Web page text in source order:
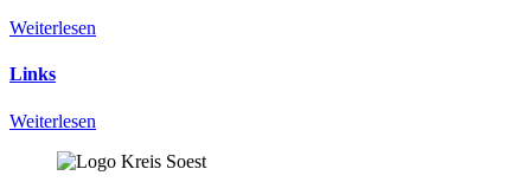
Weiterlesen
Links
Weiterlesen